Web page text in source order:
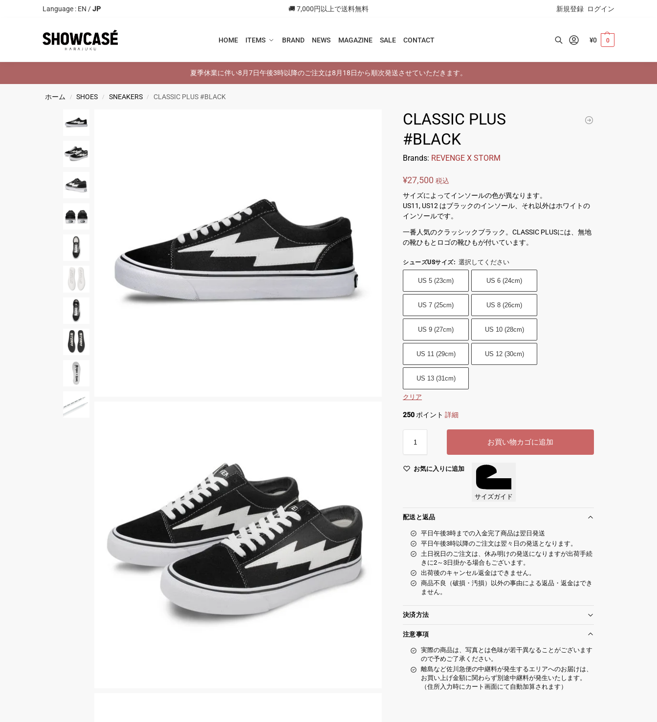
Language : EN /JP 🚚 7,000円以上で送料無料 新規登録 ログイン
HOME ITEMS BRAND NEWS MAGAZINE SALE CONTACT
Search
¥0 0
夏季休業に伴い8月7日午後3時以降のご注文は8月18日から順次発送させていただきます。
ホーム / SHOES / SNEAKERS / CLASSIC PLUS #BLACK
CLASSIC PLUS
#BLACK
Brands: REVENGE X STORM
¥27,500 税込
サイズによってインソールの色が異なります。
US11, US12 はブラックのインソール、それ以外はホワイトの
インソールです。
一番人気のクラッシックブラック。CLASSIC PLUSには、無地
の靴ひもとロゴの靴ひもが付いています。
シューズUSサイズ: 選択してください
US 5 (23cm) US 6 (24cm)
US 7 (25cm) US 8 (26cm)
US 9 (27cm) US 10 (28cm)
US 11 (29cm) US 12 (30cm)
US 13 (31cm)
クリア
250 ポイント詳細
お買い物カゴに追加
お気に入りに追加
サイズガイド
配送と返品
平日午後3時までの入金完了商品は翌日発送
平日午後3時以降のご注文は翌々日の発送となります。
土日祝日のご注文は、休み明けの発送になりますが出荷手続
きに2～3日掛かる場合もございます。
出荷後のキャンセル返金はできません。
商品不良（破損・汚損）以外の事由による返品・返金はでき
ません。
決済方法
注意事項
実際の商品は、写真とは色味が若干異なることがございます
ので予めご了承ください。
離島など佐川急便の中継料が発生するエリアへのお届けは、
お買い上げ金額に関わらず別途中継料が発生いたします。
（住所入力時にカート画面にて自動加算されます）